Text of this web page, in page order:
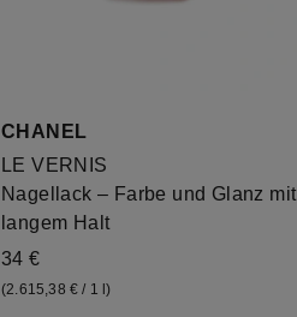
CHANEL
LE VERNIS
Nagellack – Farbe und Glanz mit
langem Halt
34 €
(2.615,38 € / 1 l)